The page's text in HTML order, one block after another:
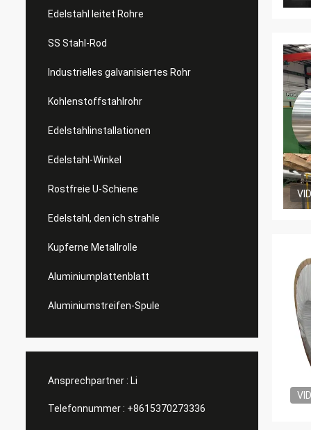
Edelstahl leitet Rohre
SS Stahl-Rod
Industrielles galvanisiertes Rohr
Kohlenstoffstahlrohr
Edelstahlinstallationen
Edelstahl-Winkel
Rostfreie U-Schiene
Edelstahl, den ich strahle
Kupferne Metallrolle
Aluminiumplattenblatt
Aluminiumstreifen-Spule
Ansprechpartner : Li
Telefonnummer : +8615370273336